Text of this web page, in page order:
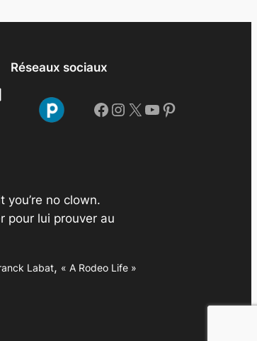
Réseaux sociaux
Facebook Instagram X YouTube Pinterest
no clown.
pour lui prouver au
Labat, « A Rodeo Life »